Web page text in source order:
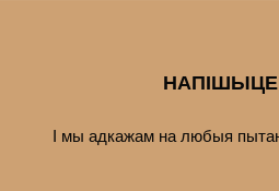
І мы адкажам на любыя